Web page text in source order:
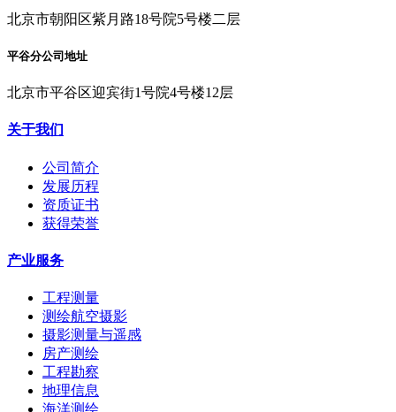
北京市朝阳区紫月路18号院5号楼二层
平谷分公司地址
北京市平谷区迎宾街1号院4号楼12层
关于我们
公司简介
发展历程
资质证书
获得荣誉
产业服务
工程测量
测绘航空摄影
摄影测量与遥感
房产测绘
工程勘察
地理信息
海洋测绘